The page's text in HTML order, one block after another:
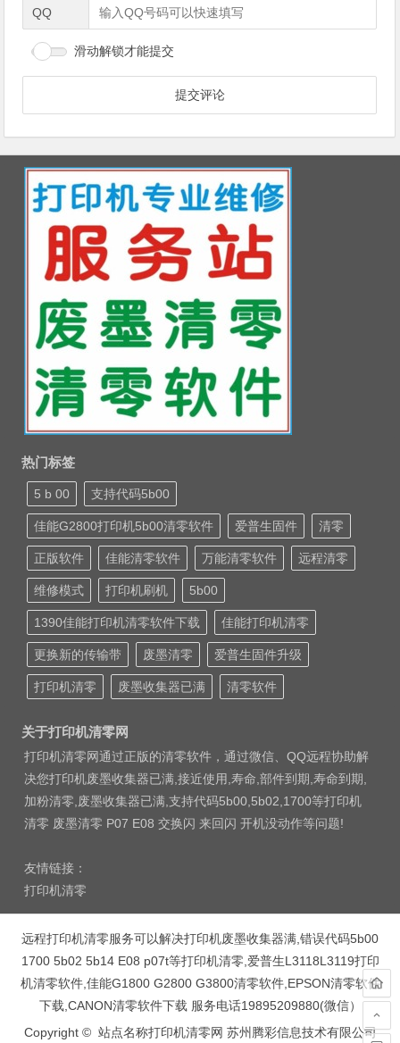
QQ
滑动解锁才能提交
热门标签
5 b 00 支持代码5b00
佳能G2800打印机5b00清零软件 爱普生固件 清零
正版软件 佳能清零软件 万能清零软件 远程清零
维修模式 打印机刷机 5b00
1390佳能打印机清零软件下载 佳能打印机清零
更换新的传输带 废墨清零 爱普生固件升级
打印机清零 废墨收集器已满 清零软件
关于打印机清零网
打印机清零网通过正版的清零软件，通过微信、QQ远程协助解
决您打印机废墨收集器已满,接近使用,寿命,部件到期,寿命到期,
加粉清零,废墨收集器已满,支持代码5b00,5b02,1700等打印机
清零 废墨清零 P07 E08 交换闪 来回闪 开机没动作等问题!
友情链接：
打印机清零
远程打印机清零服务可以解决打印机废墨收集器满,错误代码5b00
1700 5b02 5b14 E08 p07t等打印机清零,爱普生L3118L3119打印
机清零软件,佳能G1800 G2800 G3800清零软件,EPSON清零软件
下载,CANON清零软件下载 服务电话19895209880(微信）
Copyright © 站点名称打印机清零网 苏州腾彩信息技术有限公司